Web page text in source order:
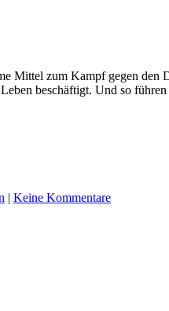
Mittel zum Kampf gegen
beschäftigt. Und so
| Keine Kommentare